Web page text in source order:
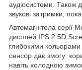
аудіосистеми. Також
звукові затримки,
Автомагнітола
дисплей IPS 2.5D
глибокими кольорами
сенсор дає змогу
навіть холодною